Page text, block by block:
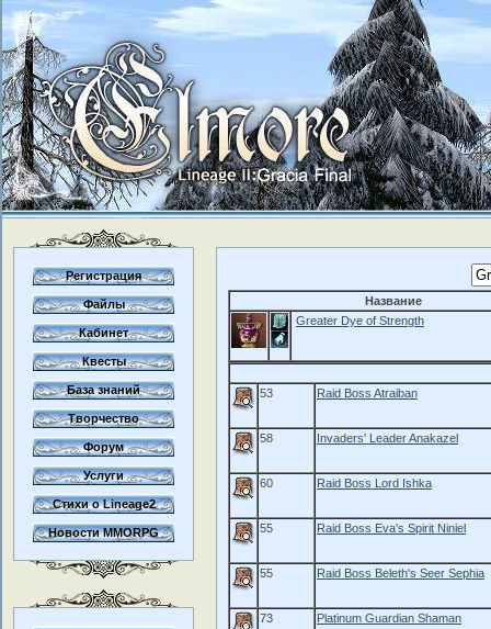
Регистрация
Файлы
Кабинет
Квесты
База знаний
Творчество
Форум
Услуги
Стихи о Lineage2
Новости MMORPG
Название
Greater Dye of Strength
53 Raid Boss Atraiban
58 Invaders' Leader Anakazel
60 Raid Boss Lord Ishka
55 Raid Boss Eva's Spirit Niniel
55 Raid Boss Beleth's Seer Sephia
73 Platinum Guardian Shaman